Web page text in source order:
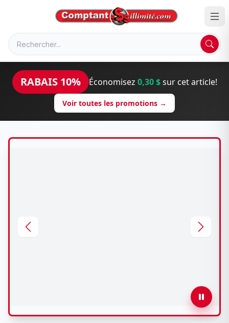
RABAIS 10% Économisez 0,30 $sur cet article!
Voir toutes les promotions →